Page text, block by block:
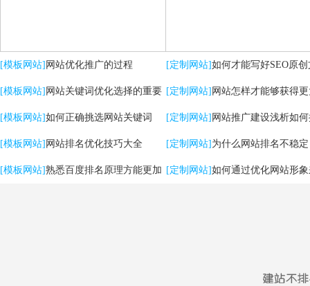
[模板网站] 网站优化推广的过程
[模板网站] 网站关键词优化选择的重要
性
[模板网站]如何正确挑选网站关键词
[模板网站] 网站排名优化技巧大全
[模板网站]熟悉百度排名原理方能更加
[定制网站]如何才能写好SEO原
[定制网站] 网站怎样才能够获得
流量？
[定制网站] 网站推广建设浅析如
用户体验
[定制网站] 为什么网站排名不稳
[定制网站]如何通过优化网站形